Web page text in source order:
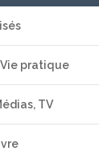
Vie pratique
TV